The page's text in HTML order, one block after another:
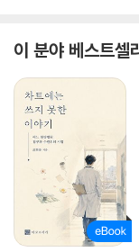
한 한에서 음악적인 요
제대로 느낄 수 있”기
복원본으로서의 사료
만 아니라 실비아 플라
들’ 원고 복사본, 표제
작가의 창작 과정을 확
새롭게 창조하고 확장
한다. 『에어리얼: 복원
이 분야 베스트셀